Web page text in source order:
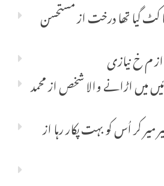
کٹ گیا تھا درختازمستحسن
ازم خ نیازی
میں اڑانے والا شخصازمحمد
کر اُس کو بہت پکار رہااز